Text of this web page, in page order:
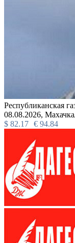
Республиканская
08.08.2026,
$ 82.17 € 94.84